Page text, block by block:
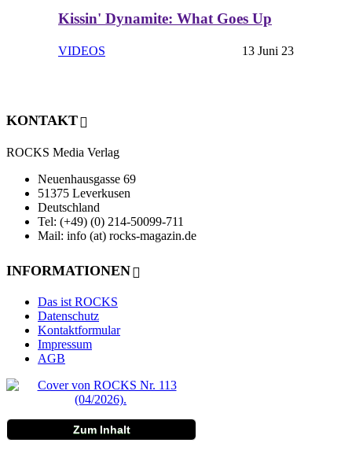
Kissin' Dynamite: What Goes Up
VIDEOS 13 Juni 23
KONTAKT
ROCKS Media Verlag
Neuenhausgasse 69
51375 Leverkusen
Deutschland
Tel: (+49) (0) 214-50099-711
Mail: info (at) rocks-magazin.de
INFORMATIONEN
Das ist ROCKS
Datenschutz
Kontaktformular
Impressum
AGB
Zum Inhalt